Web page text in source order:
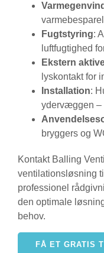
Fugtstyring:
luftfugtighed
Ekstern
lyskontakt for
Installation:
ydervæggen –
bryggers og
Kontakt Balling
ventilationsløsning
professionel
den optimale
behov.
FÅ ET GRATIS